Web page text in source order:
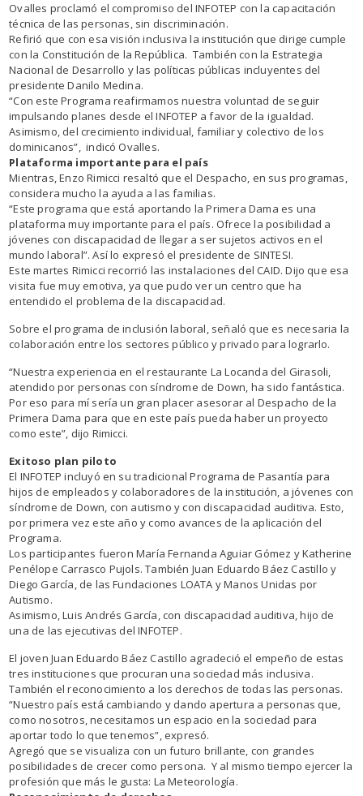
Ovalles proclamó el compromiso del INFOTEP con la capacitación
técnica de las personas, sin discriminación.
Refirió que con esa visión inclusiva la institución que dirige cumple
con la Constitución de la República. También con la Estrategia
Nacional de Desarrollo y las políticas públicas incluyentes del
presidente Danilo Medina.
“Con este Programa reafirmamos nuestra voluntad de seguir
impulsando planes desde el INFOTEP a favor de la igualdad.
Asimismo, del crecimiento individual, familiar y colectivo de los
dominicanos”, indicó Ovalles.
Plataforma importante para el país
Mientras, Enzo Rimicci resaltó que el Despacho, en sus programas,
considera mucho la ayuda a las familias.
“Este programa que está aportando la Primera Dama es una
plataforma muy importante para el país. Ofrece la posibilidad a
jóvenes con discapacidad de llegar a ser sujetos activos en el
mundo laboral”. Así lo expresó el presidente de SINTESI.
Este martes Rimicci recorrió las instalaciones del CAID. Dijo que esa
visita fue muy emotiva, ya que pudo ver un centro que ha
entendido el problema de la discapacidad.
Sobre el programa de inclusión laboral, señaló que es necesaria la
colaboración entre los sectores público y privado para lograrlo.
“Nuestra experiencia en el restaurante La Locanda del Girasoli,
atendido por personas con síndrome de Down, ha sido fantástica.
Por eso para mí sería un gran placer asesorar al Despacho de la
Primera Dama para que en este país pueda haber un proyecto
como este”, dijo Rimicci.
Exitoso plan piloto
El INFOTEP incluyó en su tradicional Programa de Pasantía para
hijos de empleados y colaboradores de la institución, a jóvenes con
síndrome de Down, con autismo y con discapacidad auditiva. Esto,
por primera vez este año y como avances de la aplicación del
Programa.
Los participantes fueron María Fernanda Aguiar Gómez y Katherine
Penélope Carrasco Pujols. También Juan Eduardo Báez Castillo y
Diego García, de las Fundaciones LOATA y Manos Unidas por
Autismo.
Asimismo, Luis Andrés García, con discapacidad auditiva, hijo de
una de las ejecutivas del INFOTEP.
El joven Juan Eduardo Báez Castillo agradeció el empeño de estas
tres instituciones que procuran una sociedad más inclusiva.
También el reconocimiento a los derechos de todas las personas.
“Nuestro país está cambiando y dando apertura a personas que,
como nosotros, necesitamos un espacio en la sociedad para
aportar todo lo que tenemos”, expresó.
Agregó que se visualiza con un futuro brillante, con grandes
posibilidades de crecer como persona. Y al mismo tiempo ejercer la
profesión que más le gusta: La Meteorología.